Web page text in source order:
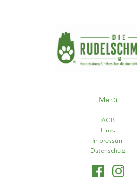
Menü
AGB
Links
Impressum
Datenschutz